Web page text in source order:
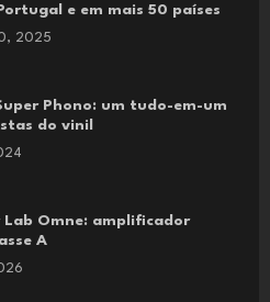
e em mais 50 países
2025
Phono: um tudo-em-um
do vinil
Omne: amplificador
A